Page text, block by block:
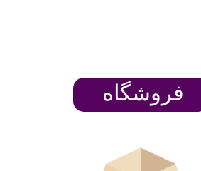
​​​​فروشگاه